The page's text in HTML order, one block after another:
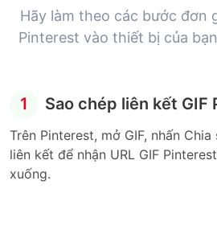
Hãy làm theo các bước đơn
Pinterest vào thiết bị của
1 Sao chép liên kết GIF
Trên Pinterest, mở GIF, nhấn
liên kết để nhận URL GIF
xuống.